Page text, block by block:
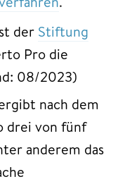
der Stiftung
Pro die
08/2023)
nach dem
drei von fünf
anderem das